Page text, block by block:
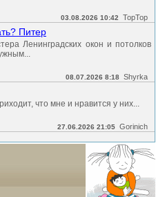
03.08.2026 10:42 TopTop
Питер
Ленинградских окон и потолков
08.07.2026 8:18 Shyrka
что мне и нравится у них...
27.06.2026 21:05 Gorinich